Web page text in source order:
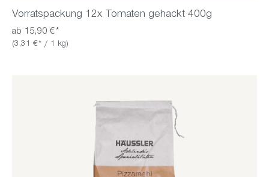
Vorratspackung 12x Tomaten gehackt 400g
ab 15,90 €*
(3,31 €* / 1 kg)